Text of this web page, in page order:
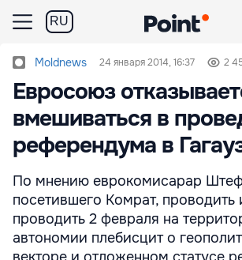
RU
Moldnews 24 января 2014, 16:37 2
Евросоюз
вмешиваться в
референдума в
По мнению еврокомисарар
посетившего Комрат, проводить
проводить 2 февраля на
автономии плебисцит о